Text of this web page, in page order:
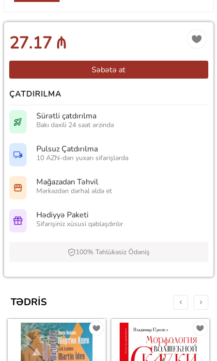
27.17 ₼
Səbətə at
ÇATDIRILMA
Sürətli çatdırılma
Bakı daxili 24 saat ərzində
Pulsuz Çatdırılma
10 AZN-dən yuxarı sifarişlərdə
Mağazadan Təhvil
Mərkəzdən dərhal əldə et
Hədiyyə Paketi
Sifarişiniz xüsusi qablaşdırılır
100% Təhlükəsiz Ödəniş
TƏDRIS